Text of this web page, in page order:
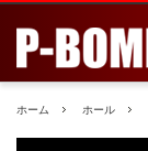
ホーム ホール